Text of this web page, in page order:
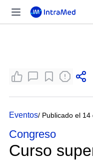
Eventos/ Publicado el
Congreso
Curso